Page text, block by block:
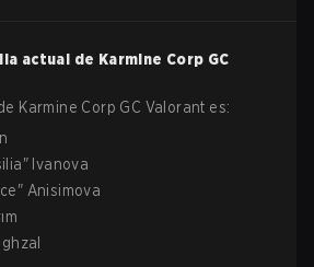
actual de Karmine Corp GC
Karmine Corp GC Valorant es:
" Ivanova
" Anisimova